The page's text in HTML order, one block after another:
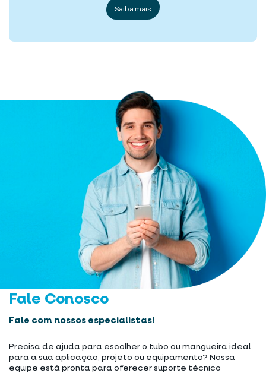
Saiba mais
Fale Conosco
Fale com nossos especialistas!
Precisa de ajuda para escolher o tubo ou mangueira ideal
para a sua aplicação, projeto ou equipamento? Nossa
equipe está pronta para oferecer suporte técnico